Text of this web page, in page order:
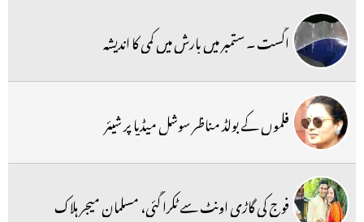
اگست ۔ ستمبر میں بارش میں کمی کا اندیشہ
فلموں کے بولڈ مناظر سوشل میڈیا پر شیئر
فوج کی گاڑی اونٹ سے ٹکرا گئی، مسلمان میجر ہلاک